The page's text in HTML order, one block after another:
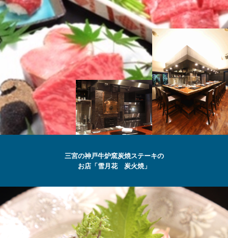
SETSUGEKKA
三宮の神戸牛炉窯炭焼ステーキの
お店「雪月花 炭火焼」
最高級の
神戸牛
ステーキ